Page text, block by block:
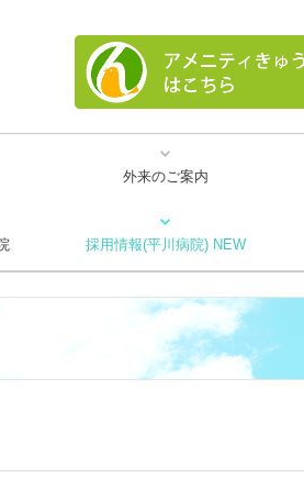
外来のご案内
頭痛外来
検査について
プラセンタ注射
リハビリテーション
採用情報(平川病院) NEW